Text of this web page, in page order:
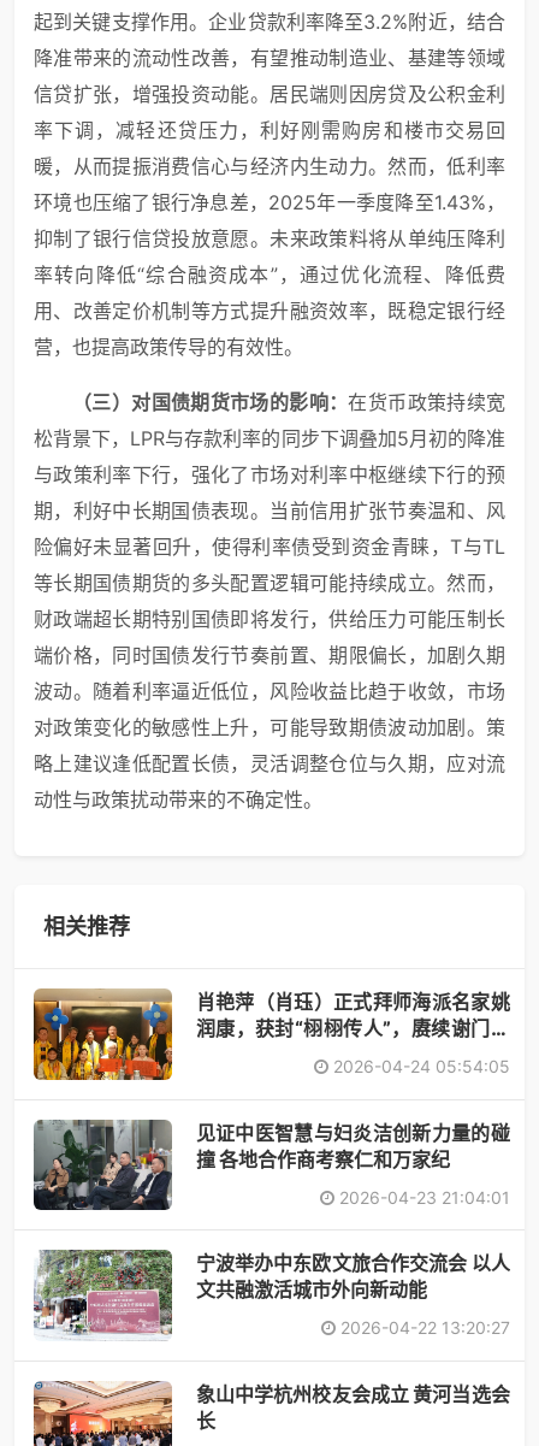
起到关键支撑作用。企业贷款利率降至3.2%附近，结合
降准带来的流动性改善，有望推动制造业、基建等领域
信贷扩张，增强投资动能。居民端则因房贷及公积金利
率下调，减轻还贷压力，利好刚需购房和楼市交易回
暖，从而提振消费信心与经济内生动力。然而，低利率
环境也压缩了银行净息差，2025年一季度降至1.43%，
抑制了银行信贷投放意愿。未来政策料将从单纯压降利
率转向降低“综合融资成本”，通过优化流程、降低费
用、改善定价机制等方式提升融资效率，既稳定银行经
营，也提高政策传导的有效性。
（三） 对国债期货市场的影响：在货币政策持续宽
松背景下，LPR与存款利率的同步下调叠加5月初的降准
与政策利率下行，强化了市场对利率中枢继续下行的预
期，利好中长期国债表现。当前信用扩张节奏温和、风
险偏好未显著回升，使得利率债受到资金青睐，T与TL
等长期国债期货的多头配置逻辑可能持续成立。然而，
财政端超长期特别国债即将发行，供给压力可能压制长
端价格，同时国债发行节奏前置、期限偏长，加剧久期
波动。随着利率逼近低位，风险收益比趋于收敛，市场
对政策变化的敏感性上升，可能导致期债波动加剧。策
略上建议逢低配置长债，灵活调整仓位与久期，应对流
动性与政策扰动带来的不确定性。
相关推荐
肖艳萍（肖珏）正式拜师海派名家姚
润康，获封“栩栩传人”，赓续谢门艺
2026-04-24 05:54:05
见证中医智慧与妇炎洁创新力量的碰
撞 各地合作商考察仁和万家纪
2026-04-23 21:04:01
宁波举办中东欧文旅合作交流会 以人
文共融激活城市外向新动能
2026-04-22 13:20:27
象山中学杭州校友会成立 黄河当选会
长